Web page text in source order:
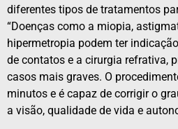
diferentes tipos de tratamentos
“Doenças como a miopia,
hipermetropia podem ter
de contatos e a cirurgia refrativa,
casos mais graves. O
minutos e é capaz de corrigir o
a visão, qualidade de vida e